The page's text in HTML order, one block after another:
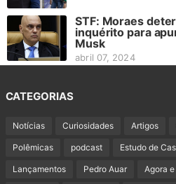
STF: Moraes
inquérito para
Musk
abril 07, 2024
CATEGORIAS
Notícias Curiosidades Artigos
Polêmicas podcast Estudo de
Lançamentos Pedro Auar Agora e